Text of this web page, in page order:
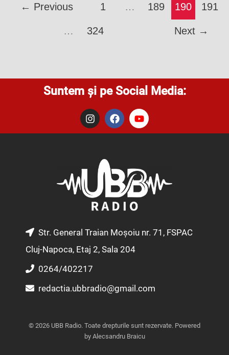
← Previous 1 … 189 190 191
… 324 Next →
Suntem și pe Social Media:
I
n
s
m
F
a
c
o
k
Y
o
u
e
Str. General Traian Moșoiu nr. 71, FSPAC
Cluj-Napoca, Etaj 2, Sala 204
0264/402217
redactia.ubbradio@gmail.com
© 2026 UBB Radio. Toate drepturile sunt rezervate. Powered
by Alecsandru Braicu